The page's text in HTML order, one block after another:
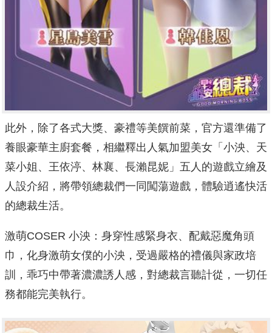
此外，除了各式大獎、豪禮等美饌前菜， 官方還準備了
養眼豪華主廚套餐，相繼釋出人氣加盟美女「小泱、 天
菜小姐、王依渟、林襄、長瀨昆妮」五人的遊戲立繪及
人設介紹， 將帶領總裁們一同闖蕩遊戲，體驗逍遙快活
的總裁生活。
激萌COSER 小泱：身穿性感緊身衣、配戴惡魔角頭
巾，化身激萌女僕的小泱， 受過嚴格的禮儀與家政培
訓，乖巧中帶著濃濃誘人感， 對總裁言聽計從，一切任
務都能完美執行。